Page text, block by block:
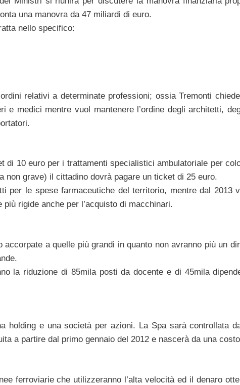
una manovra da 47 miliardi di euro.
nello specifico:
relativi a determinate professioni; ossia Tremonti
e medici mentre vuol mantenere l’ordine degli architetti,
di 10 euro per i trattamenti specialistici ambulatoriale per
non grave) il cittadino dovrà pagare un ticket di 25 euro.
per le spese farmaceutiche del territorio, mentre dal 2013
rigide anche per l’acquisto di macchinari.
a quelle più grandi in quanto non avranno più un
la riduzione di 85mila posti da docente e di 45mila
holding e una società per azioni. La Spa sarà controllata
a partire dal primo gennaio del 2012 e nascerà da una
ferroviarie che utilizzeranno l’alta velocità ed il denaro